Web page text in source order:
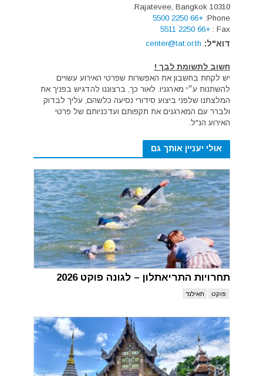
Rajatevee, Bangkok 10310.
Phone:
+66 2250 5500
Fax :
+66 2250 5511
דוא"ל: center@tat.or.th
חשוב לתשומת לבך !
יש לקחת בחשבון את האפשרות שפרטי האירוע עשויים
להשתנות ע״י מארגניו. לאור כך, ברצוננו להדגיש בפניך את
המלצתנו שלפני ביצוע סידורי נסיעה כלשהם, עליך לבדוק
ולברר עם המארגנים את תקפותם ועדכניותם של פרטי
האירוע הנ"ל.
אולי יעניין אותך גם
תחרויות התריאתלון – לגונה פוקט 2026
פוקט תאילנד